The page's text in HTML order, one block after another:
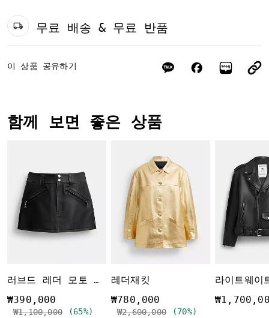
무료 배송 & 무료 반품
이 상품 공유하기
함께 보면 좋은 상품
러브드 레더 모토 미니 스커트
₩390,000
가격 인하 전
₩1,100,000인하됨
(65%)
레더재킷
₩780,000
가격 인하 전
₩2,600,000인하됨
(70%)